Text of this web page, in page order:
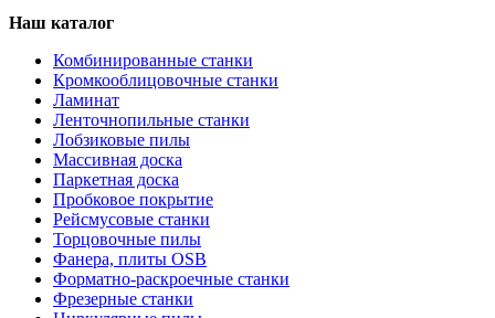
Наш каталог
Комбинированные станки
Кромкооблицовочные станки
Ламинат
Ленточнопильные станки
Лобзиковые пилы
Массивная доска
Паркетная доска
Пробковое покрытие
Рейсмусовые станки
Торцовочные пилы
Фанера, плиты OSB
Форматно-раскроечные станки
Фрезерные станки